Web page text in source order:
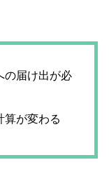
の届け出が必
算が変わる